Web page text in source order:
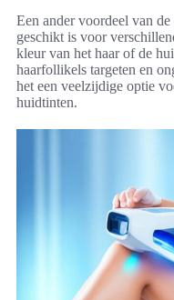
Een ander voordeel van
geschikt is voor
kleur van het haar of de
haarfollikels targeten en
het een veelzijdige optie
huidtinten.